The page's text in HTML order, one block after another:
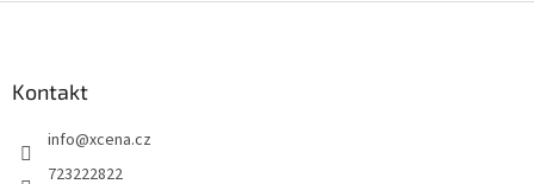
Kontakt
info@xcena.cz
723222822